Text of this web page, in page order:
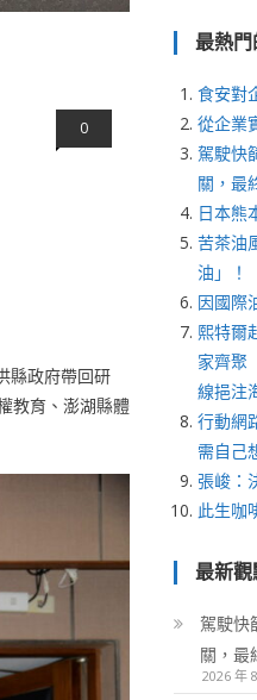
0
縣政府帶回研
教育、澎湖縣體
最熱門
食安對
從企業
駕駛快
關，最
日本熊
苦茶油
油」！
因國際
熙特爾
家齊聚
線挹注
行動網
需自己
張峻：
此生咖
最新觀
駕駛快
關，最
2026 年